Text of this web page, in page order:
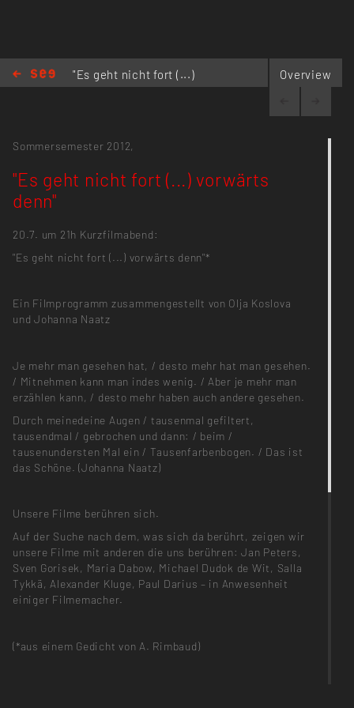
"Es geht nicht fort (...)
Overview
Sommersemester 2012,
"Es geht nicht fort (...) vorwärts
denn"
20.7. um 21h Kurzfilmabend:
"Es geht nicht fort (...) vorwärts denn"*
Ein Filmprogramm zusammengestellt von Olja Koslova
und Johanna Naatz
Je mehr man gesehen hat, / desto mehr hat man gesehen.
/ Mitnehmen kann man indes wenig. / Aber je mehr man
erzählen kann, / desto mehr haben auch andere gesehen.
Durch meinedeine Augen / tausenmal gefiltert,
tausendmal / gebrochen und dann: / beim /
tausenundersten Mal ein / Tausenfarbenbogen. / Das ist
das Schöne. (Johanna Naatz)
Unsere Filme berühren sich.
Auf der Suche nach dem, was sich da berührt, zeigen wir
unsere Filme mit anderen die uns berühren: Jan Peters,
Sven Gorisek, Maria Dabow, Michael Dudok de Wit, Salla
Tykkä, Alexander Kluge, Paul Darius – in Anwesenheit
einiger Filmemacher.
(*aus einem Gedicht von A. Rimbaud)